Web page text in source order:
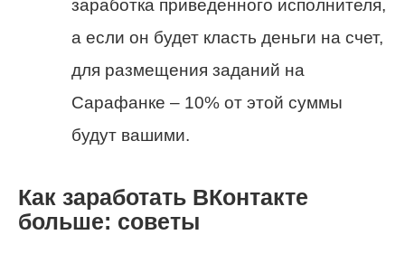
заработка приведенного исполнителя,
а если он будет класть деньги на счет,
для размещения заданий на
Сарафанке – 10% от этой суммы
будут вашими.
Как заработать ВКонтакте
больше: советы